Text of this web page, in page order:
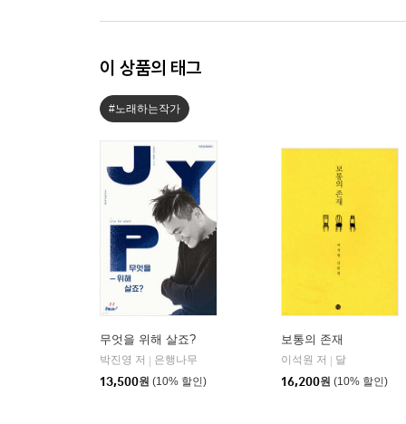
이 상품의 태그
#노래하는작가
무엇을 위해 살죠?
박진영 저
은행나무
13,500원 (10% 할인)
보통의 존재
이석원 저
달
16,200원 (10% 할인)